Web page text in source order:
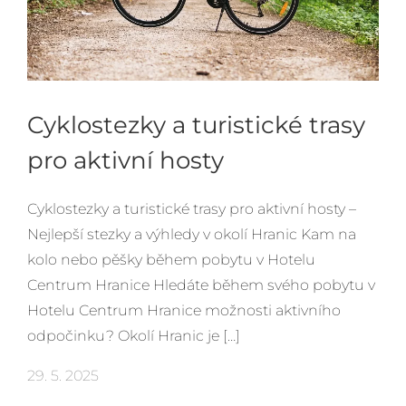
Cyklostezky a turistické trasy
pro aktivní hosty
Cyklostezky a turistické trasy pro aktivní hosty –
Nejlepší stezky a výhledy v okolí Hranic Kam na
kolo nebo pěšky během pobytu v Hotelu
Centrum Hranice Hledáte během svého pobytu v
Hotelu Centrum Hranice možnosti aktivního
odpočinku? Okolí Hranic je […]
29. 5. 2025